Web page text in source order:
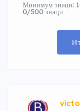
Минимум знаци:
0/500 знаци